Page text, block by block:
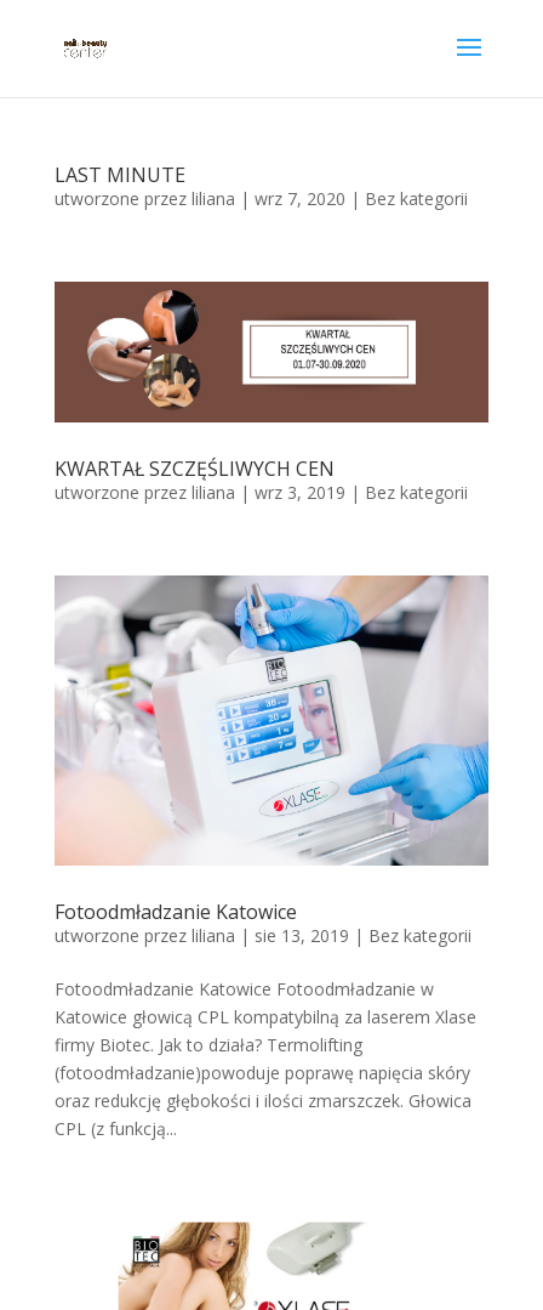
LAST MINUTE
utworzone przez liliana | wrz 7, 2020 | Bez kategorii
KWARTAŁ SZCZĘŚLIWYCH CEN
utworzone przez liliana | wrz 3, 2019 | Bez kategorii
Fotoodmładzanie Katowice
utworzone przez liliana | sie 13, 2019 | Bez kategorii
Fotoodmładzanie Katowice Fotoodmładzanie w
Katowice głowicą CPL kompatybilną za laserem Xlase
firmy Biotec. Jak to działa? Termolifting
(fotoodmładzanie)powoduje poprawę napięcia skóry
oraz redukcję głębokości i ilości zmarszczek. Głowica
CPL (z funkcją...